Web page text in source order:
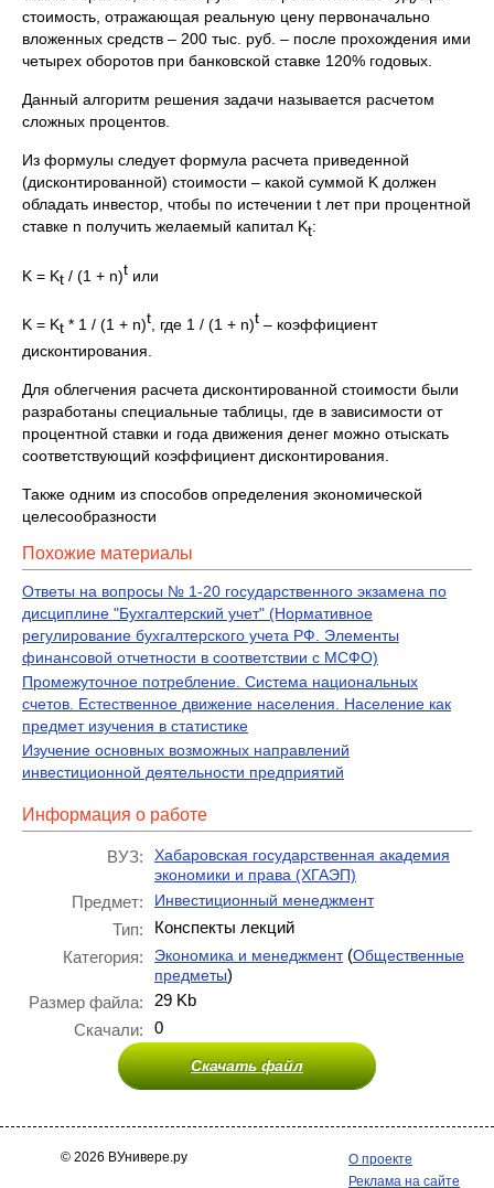
стоимость, отражающая реальную цену первоначально
вложенных средств – 200 тыс. руб. – после прохождения ими
четырех оборотов при банковской ставке 120% годовых.
Данный алгоритм решения задачи называется расчетом
сложных процентов.
Из формулы следует формула расчета приведенной
(дисконтированной) стоимости – какой суммой K должен
обладать инвестор, чтобы по истечении t лет при процентной
ставке n получить желаемый капитал Kt:
K = Kt / (1 + n)t или
K = Kt * 1 / (1 + n)t , где 1 / (1 + n)t – коэффициент
дисконтирования.
Для облегчения расчета дисконтированной стоимости были
разработаны специальные таблицы, где в зависимости от
процентной ставки и года движения денег можно отыскать
соответствующий коэффициент дисконтирования.
Также одним из способов определения экономической
целесообразности
Похожие материалы
Ответы на вопросы № 1-20 государственного экзамена по
дисциплине "Бухгалтерский учет" (Нормативное
регулирование бухгалтерского учета РФ. Элементы
финансовой отчетности в соответствии с МСФО)
Промежуточное потребление. Система национальных
счетов. Естественное движение населения. Население как
предмет изучения в статистике
Изучение основных возможных направлений
инвестиционной деятельности предприятий
Информация о работе
ВУЗ:
Хабаровская государственная академия
экономики и права (ХГАЭП)
Предмет: Инвестиционный менеджмент
Тип:
Конспекты лекций
Категория:
Экономика и менеджмент(Общественные
предметы)
Размер файла:
29 Kb
Скачали:
0
Скачать файл
© 2026 ВУнивере.ру
О проекте
Реклама на сайте